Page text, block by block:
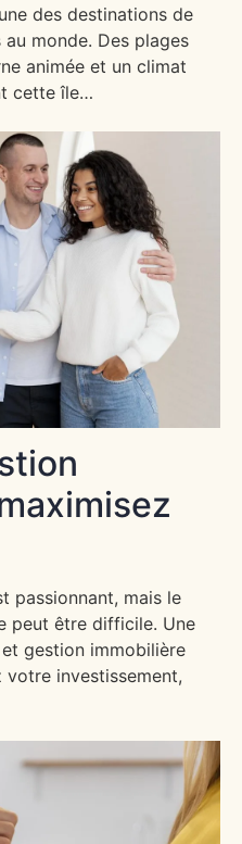
des destinations de
monde. Des plages
animée et un climat
cette île…
passionnant, mais le
peut être difficile. Une
gestion immobilière
investissement,